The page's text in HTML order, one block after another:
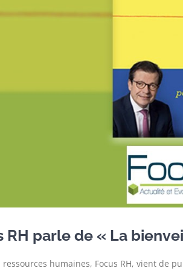
RH parle de « La
ressources humaines, Focus RH, vient de